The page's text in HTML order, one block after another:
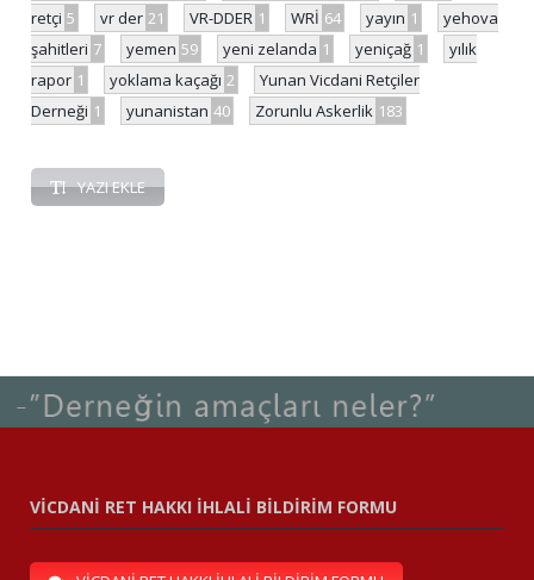
retçi 5 vr der 21 VR-DDER 1 WRİ 64 yayın 1
yehova
şahitleri 7 yemen 59 yeni zelanda 1 yeniçağ 1
yılık
rapor 1 yoklama kaçağı 2
Yunan Vicdani Retçiler
Derneği 1 yunanistan 40 Zorunlu Askerlik 183
YAZI EKLE
VİCDANİ RET HAKKI İHLALİ BİLDİRİM FORMU